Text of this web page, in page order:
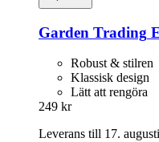
Garden Trading
Robust & stilren
Klassisk design
Lätt att rengöra
249 kr
Leverans till 17. augusti